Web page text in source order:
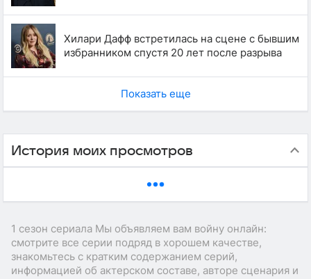
Хилари Дафф встретилась на сцене с бывшим
избранником спустя 20 лет после разрыва
Показать еще
История моих просмотров
1 сезон сериала Мы объявляем вам войну онлайн:
смотрите все серии подряд в хорошем качестве,
знакомьтесь с кратким содержанием серий,
информацией об актерском составе, авторе сценария и